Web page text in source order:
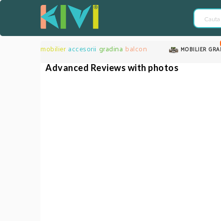
mobilier accesorii gradina balcon MOBILIER
Advanced Reviews with photos